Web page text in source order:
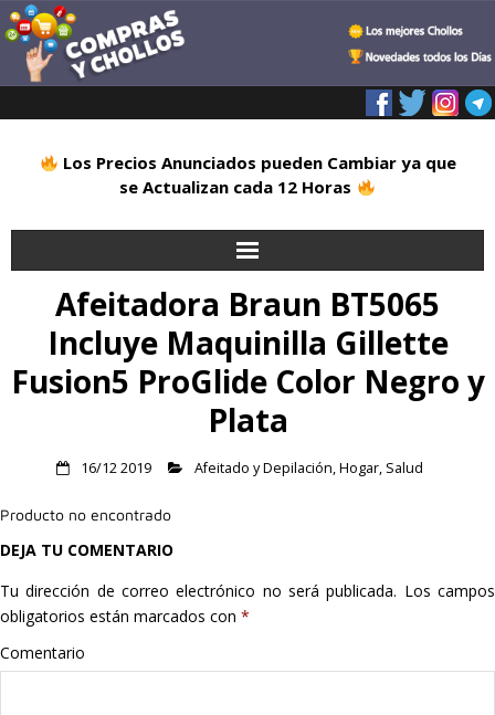
Los Precios Anunciados pueden Cambiar ya que
se Actualizan cada 12 Horas
Inicio
Alimentación
Deportes
Hogar
Listas
Afeitadora Braun BT5065
Incluye Maquinilla Gillette
Fusion5 ProGlide Color Negro y
Plata
16/12 2019 Afeitado y Depilación,Hogar, Salud
Producto no encontrado
DEJA TU COMENTARIO
Tu dirección de correo electrónico no será publicada. Los campos
obligatorios están marcados con *
Comentario